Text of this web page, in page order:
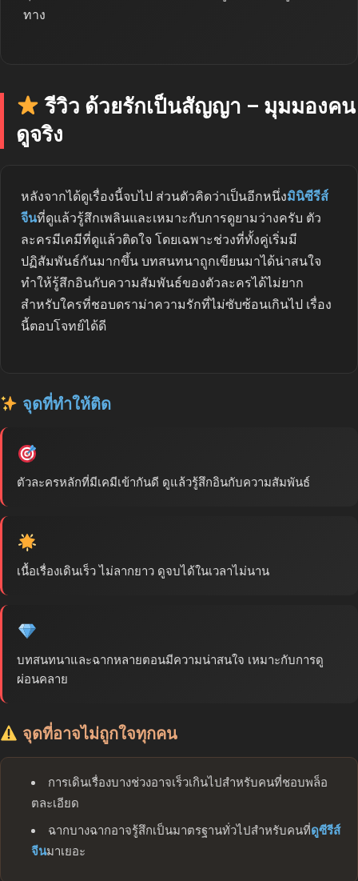
ทาง
รีวิว ด้วยรักเป็นสัญญา – มุมมองคน
ดูจริง
หลังจากได้ดูเรื่องนี้จบไป ส่วนตัวคิดว่าเป็นอีกหนึ่งมินิซีรีส์
จีนที่ดูแล้วรู้สึกเพลินและเหมาะกับการดูยามว่างครับ ตัว
ละครมีเคมีที่ดูแล้วติดใจ โดยเฉพาะช่วงที่ทั้งคู่เริ่มมี
ปฏิสัมพันธ์กันมากขึ้น บทสนทนาถูกเขียนมาได้น่าสนใจ
ทำให้รู้สึกอินกับความสัมพันธ์ของตัวละครได้ไม่ยาก
สำหรับใครที่ชอบดราม่าความรักที่ไม่ซับซ้อนเกินไป เรื่อง
นี้ตอบโจทย์ได้ดี
จุดที่ทำให้ติด
ตัวละครหลักที่มีเคมีเข้ากันดี ดูแล้วรู้สึกอินกับความสัมพันธ์
เนื้อเรื่องเดินเร็ว ไม่ลากยาว ดูจบได้ในเวลาไม่นาน
บทสนทนาและฉากหลายตอนมีความน่าสนใจ เหมาะกับการดู
ผ่อนคลาย
จุดที่อาจไม่ถูกใจทุกคน
การเดินเรื่องบางช่วงอาจเร็วเกินไปสำหรับคนที่ชอบพล็อ
ตละเอียด
ฉากบางฉากอาจรู้สึกเป็นมาตรฐานทั่วไปสำหรับคนที่ดูซีรีส์
จีนมาเยอะ